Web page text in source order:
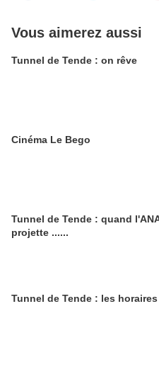
Vous aimerez aussi
Tunnel de Tende : on rêve
Cinéma Le Bego
Tunnel de Tende : quand
projette ......
Tunnel de Tende : les